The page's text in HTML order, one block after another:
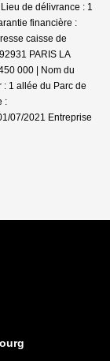
de délivrance : 1
financière :
caisse de
PARIS LA
000 | Nom du
: 1 allée du Parc de
:
07/2021 Entreprise